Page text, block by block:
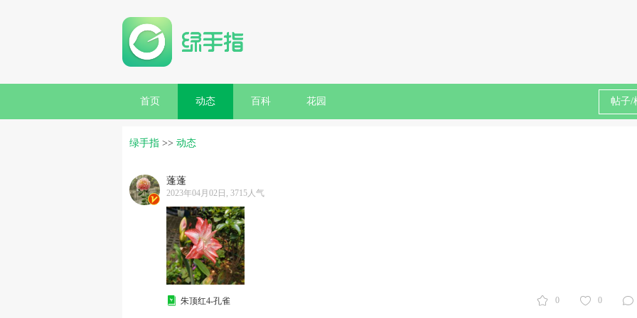
首页 动态 百科 花园
绿手指 >> 动态
蓬蓬
2023年04月02日, 3715人气
0 0
朱顶红4-孔雀